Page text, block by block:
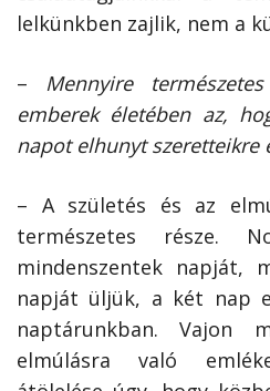
lelkünkben zajlik, nem a
– Mennyire
emberek életében az,
napot elhunyt szeretteikre
– A születés és az
természetes része.
mindenszentek napját,
napját üljük, a két nap
naptárunkban. Vajon
elmúlásra való